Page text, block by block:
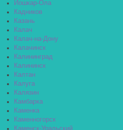
Йошкар-Ола
Кадников
Казань
Калач
Калач-на-Дону
Калачинск
Калининград
Калининск
Калтан
Калуга
Калязин
Камбарка
Каменка
Каменногорск
Каменск-Уральский